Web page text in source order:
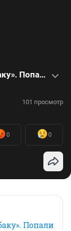
«Русские думают, что кушают собаку». Попали в секретное кафе в Тюмени, где обедают только китайцы
101 просмотр
0 0
Попали